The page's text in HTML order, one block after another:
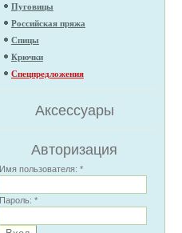
Пуговицы
Российская пряжа
Спицы
Крючки
Спецпредложения
Аксессуары
Авторизация
Имя пользователя:*
Пароль:*